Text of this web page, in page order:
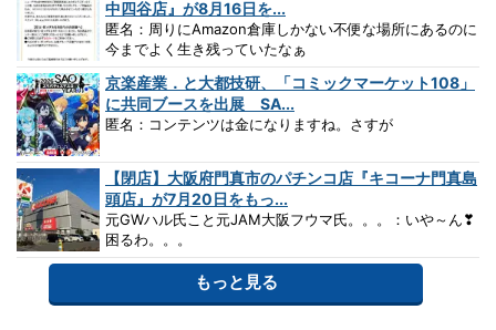
中四谷店』が8月16日を...
匿名：周りにAmazon倉庫しかない不便な場所にあるのに
今までよく生き残っていたなぁ
京楽産業．と大都技研、「コミックマーケット108」
に共同ブースを出展 SA...
匿名：コンテンツは金になりますね。さすが
【閉店】大阪府門真市のパチンコ店『キコーナ門真島
頭店』が7月20日をもっ...
元GWハル氏こと元JAM大阪フウマ氏。。。：いや～ん❣
困るわ。。。
もっと見る